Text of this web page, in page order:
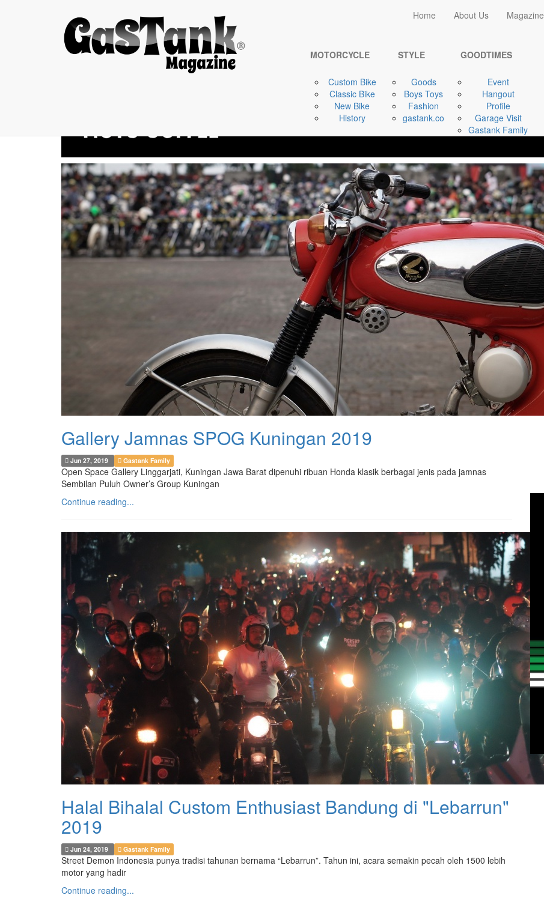
Home About Us Magazine
MOTORCYCLE
Custom Bike
Classic Bike
New Bike
History
STYLE
Goods
Boys Toys
Fashion
gastank.co
GOODTIMES
Event
Hangout
Profile
Garage Visit
Gastank Family
Gastank Family
Home
GOODTIMES
Gallery Jamnas SPOG Kuningan 2019
Jun 27, 2019 Gastank Family
Open Space Gallery Linggarjati, Kuningan Jawa Barat dipenuhi ribuan Honda klasik berbagai jenis pada jamnas
Sembilan Puluh Owner’s Group Kuningan
Continue reading...
Halal Bihalal Custom Enthusiast Bandung di "Lebarrun"
2019
Jun 24, 2019 Gastank Family
Street Demon Indonesia punya tradisi tahunan bernama “Lebarrun”. Tahun ini, acara semakin pecah oleh 1500 lebih
motor yang hadir
Continue reading...